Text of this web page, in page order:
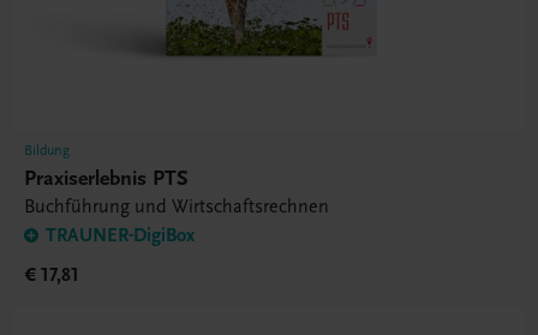
Bildung
Praxiserlebnis PTS
Buchführung und Wirtschaftsrechnen
TRAUNER-DigiBox
€ 17,81